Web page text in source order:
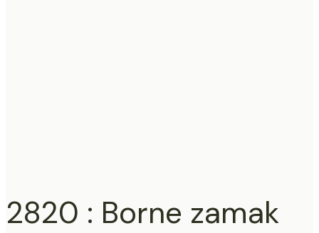
2820 : Borne zamak